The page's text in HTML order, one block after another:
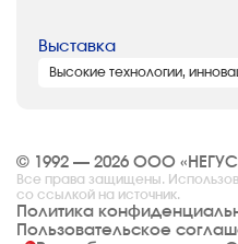
Выставка
Высокие технологии,
© 1992 — 2026 ООО
Все права защищены.
со ссылкой на источник.
Политика
Пользовательское